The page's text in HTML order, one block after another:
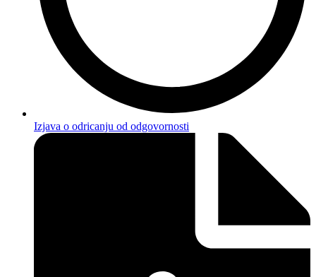
Izjava o odricanju od odgovornosti